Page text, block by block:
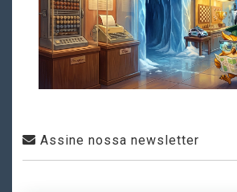
Assine nossa newsletter